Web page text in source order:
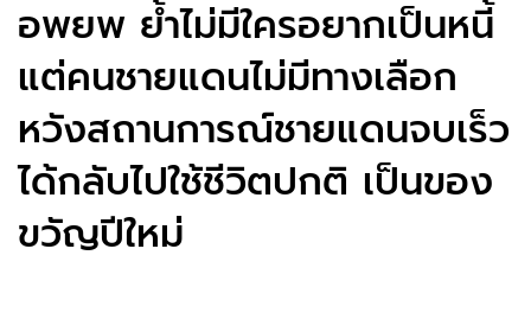
อพยพ ย้ำไม่มีใครอยากเป็นหนี้
แต่คนชายแดนไม่มีทางเลือก
หวังสถานการณ์ชายแดนจบเร็ว
ได้กลับไปใช้ชีวิตปกติ เป็นของ
ขวัญปีใหม่